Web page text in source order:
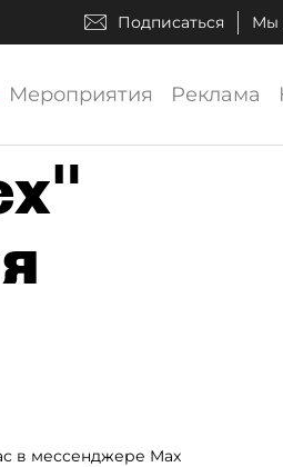
Подписаться Мы
Мероприятия Реклама
в мессенджере Max